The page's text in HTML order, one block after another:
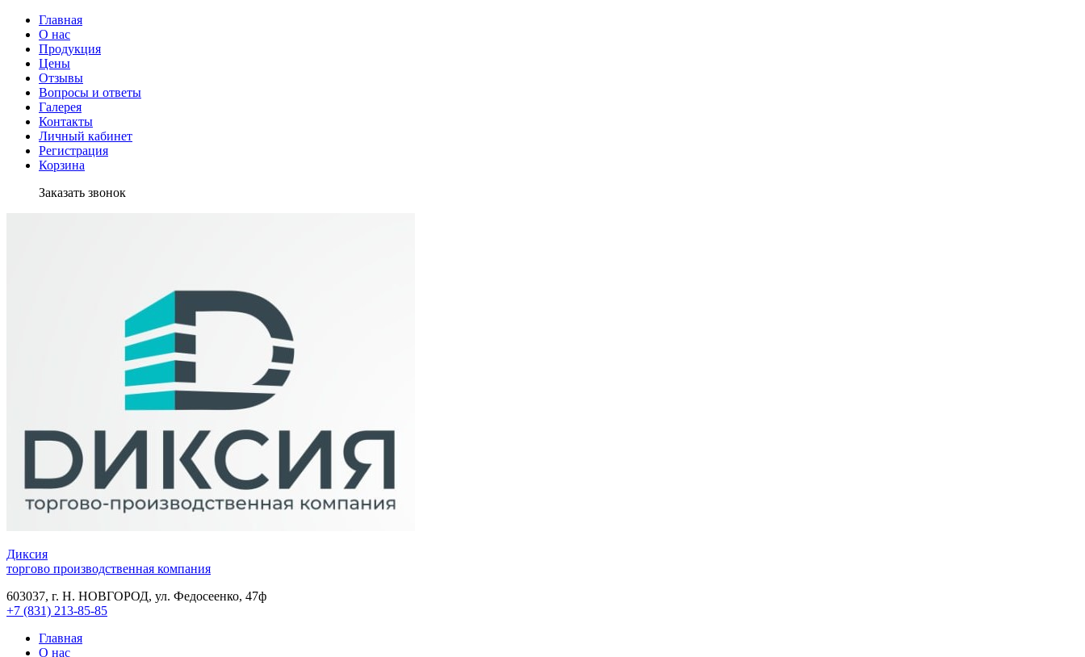
Главная
О нас
Продукция
Цены
Отзывы
Вопросы и ответы
Галерея
Контакты
Личный кабинет
Регистрация
Корзина
Заказать звонок
Диксия
торгово производственная компания
603037, г. Н. НОВГОРОД, ул. Федосеенко, 47ф
+7 (831) 213-85-85
Главная
О нас